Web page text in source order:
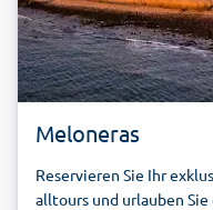
Meloneras
Reservieren Sie Ihr
alltours und urlauben Sie